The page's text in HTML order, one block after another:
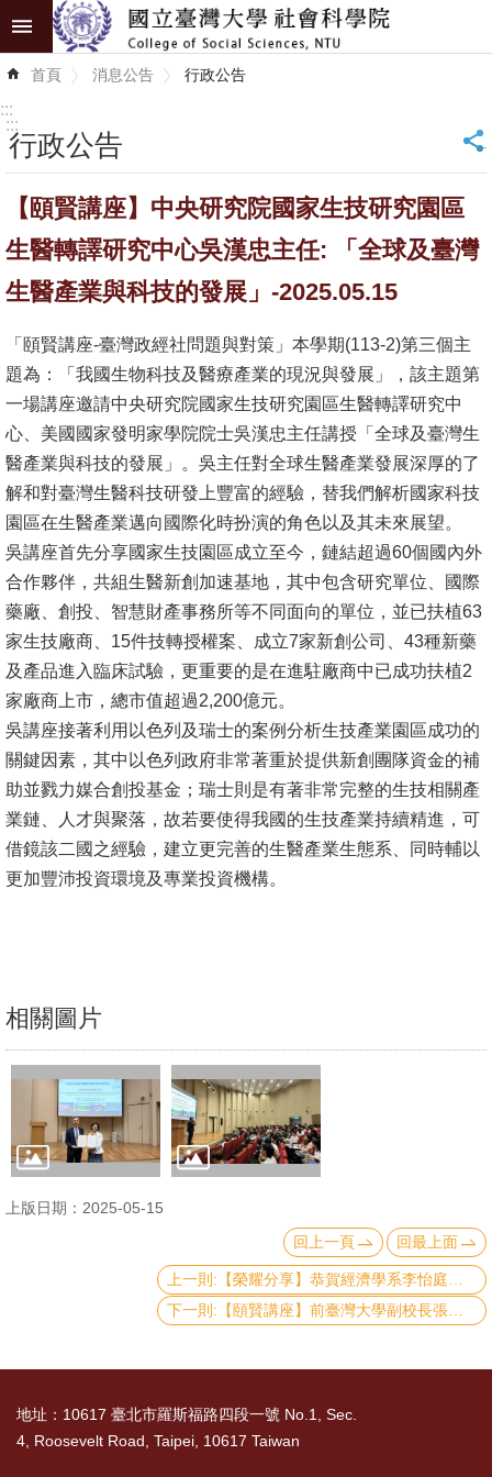
跳到主要內容區塊
進
階
識
學
術
單
位
研
究
消
息
公
告
國
際
化
高
教
深
耕
文
件
心
&
學
輔
源
與
首頁 消息公告 行政公告
:::
:::
行政公告 _
【頤賢講座】中央研究院國家生技研究園區
生醫轉譯研究中心吳漢忠主任: 「全球及臺灣
生醫產業與科技的發展」-2025.05.15
「頤賢講座-臺灣政經社問題與對策」本學期(113-2)第三個主
題為：「我國生物科技及醫療產業的現況與發展」，該主題第
一場講座邀請中央研究院國家生技研究園區生醫轉譯研究中
心、美國國家發明家學院院士吳漢忠主任講授「全球及臺灣生
醫產業與科技的發展」。吳主任對全球生醫產業發展深厚的了
解和對臺灣生醫科技研發上豐富的經驗，替我們解析國家科技
園區在生醫產業邁向國際化時扮演的角色以及其未來展望。
吳講座首先分享國家生技園區成立至今，鏈結超過60個國內外
合作夥伴，共組生醫新創加速基地，其中包含研究單位、國際
藥廠、創投、智慧財產事務所等不同面向的單位，並已扶植63
家生技廠商、15件技轉授權案、成立7家新創公司、43種新藥
及產品進入臨床試驗，更重要的是在進駐廠商中已成功扶植2
家廠商上市，總市值超過2,200億元。
吳講座接著利用以色列及瑞士的案例分析生技產業園區成功的
關鍵因素，其中以色列政府非常著重於提供新創團隊資金的補
助並戮力媒合創投基金；瑞士則是有著非常完整的生技相關產
業鏈、人才與聚落，故若要使得我國的生技產業持續精進，可
借鏡該二國之經驗，建立更完善的生醫產業生態系、同時輔以
更加豐沛投資環境及專業投資機構。
相關圖片
上版日期：2025-05-15
回上一頁
回最上面
地址：10617 臺北市羅斯福路四段一號 No.1, Sec.
4, Roosevelt Road, Taipei, 10617 Taiwan